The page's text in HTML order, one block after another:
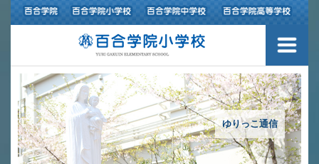
ゆりっこ通信
３つの豊かさ・沿革
施設紹介
アクセスマップ
制服紹介